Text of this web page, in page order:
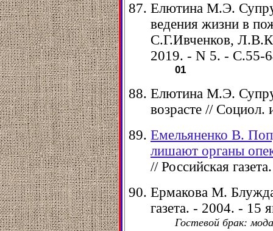
Елютина М.Э.
ведения жизни в
С.Г.Ивченков,
2019. - N 5. - С.55-
01
Елютина М.Э.
возрасте //
Емельяненко В.
лишают органы
// Российская
Ермакова М.
газета. - 2004. - 15
Гостевой брак: